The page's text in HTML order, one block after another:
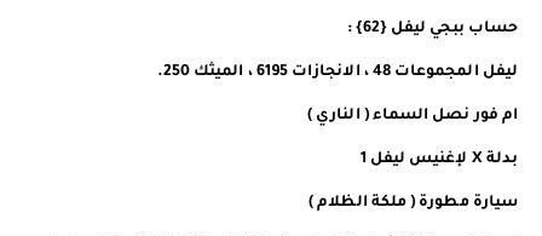
حساب ببجي ليفل {62} :
ليفل المجموعات 48 ، الانجازات 6195 ، الميثك 250.
ام فور نصل السماء ( الناري )
بدلة X لإغنيس ليفل 1
سيارة مطورة ( ملكة الظلام )